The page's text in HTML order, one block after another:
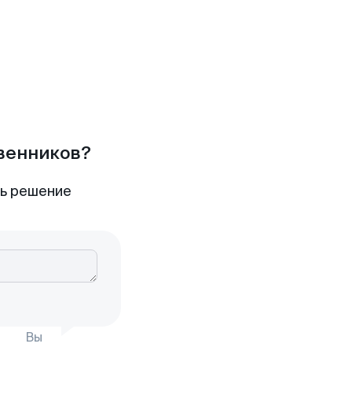
решение
Вы